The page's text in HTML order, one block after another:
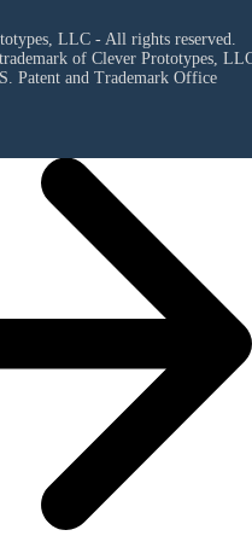
LLC - All rights reserved.
of Clever Prototypes,
Patent and Trademark Office